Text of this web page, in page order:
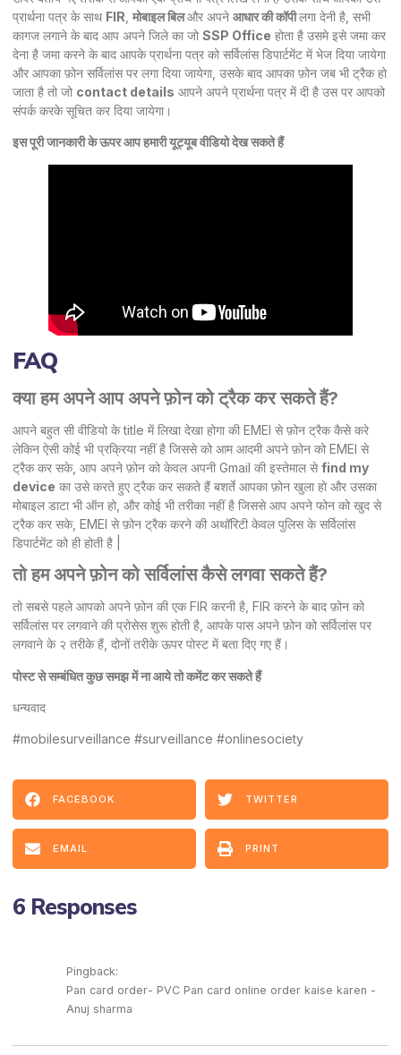
प्रार्थना पत्र के साथ FIR मोबाइल बिलऔर अपने आधार की कॉपीलगा देनी है, सभी
कागज लगाने के बाद आप अपने जिले का जो SSP Office होता है उसमे इसे जमा कर
देना है जमा करने के बाद आपके प्रार्थना पत्र को सर्विलांस डिपार्टमेंट में भेज दिया जायेगा
और आपका फ़ोन सर्विलांस पर लगा दिया जायेगा, उसके बाद आपका फ़ोन जब भी ट्रैक हो
जाता है तो जो contact details आपने अपने प्रार्थना पत्र में दी है उस पर आपको
संपर्क करके सूचित कर दिया जायेगा।
इस पूरी जानकारी के ऊपर आप हमारीयूट्यूब वीडियोदेख सकते हैं
FAQ
क्या हम अपने आप अपने फ़ोन को ट्रैक कर सकते हैं?
आपने बहुत सी वीडियो के title में लिखा देखा होगा की EMEI से फ़ोन ट्रैक कैसे करे
लेकिन ऐसी कोई भी प्रक्रिया नहीं है जिससे को आम आदमी अपने फ़ोन को EMEI से
ट्रैक कर सके, आप अपने फ़ोन को केवल अपनी Gmail की इस्तेमाल सेfind my
device का उसे करते हुए ट्रैक कर सकते हैं बशर्ते आपका फ़ोन खुला हो और उसका
मोबाइल डाटा भी ऑन हो, और कोई भी तरीका नहीं है जिससे आप अपने फोन को खुद से
ट्रैक कर सके, EMEI से फ़ोन ट्रैक करने की अथॉरिटी केवल पुलिस के सर्विलांस
डिपार्टमेंट को ही होती है |
तो हम अपने फ़ोन को सर्विलांस कैसे लगवा सकते हैं?
तो सबसे पहले आपको अपने फ़ोन की एक FIR करनी है, FIR करने के बाद फ़ोन को
सर्विलांस पर लगवाने की प्रोसेस शुरू होती है, आपके पास अपने फ़ोन को सर्विलांस पर
लगवाने के २ तरीके हैं, दोनों तरीके ऊपर पोस्ट में बता दिए गए हैं।
पोस्ट से सम्बंधित कुछ समझ में ना आये तो कमेंट कर सकते हैं
धन्यवाद
#mobilesurveillance #surveillance #onlinesociety
FACEBOOK TWITTER
EMAIL PRINT
6 Responses
Pingback:
Pan card order- PVC Pan card online order kaise karen -
Anuj sharma